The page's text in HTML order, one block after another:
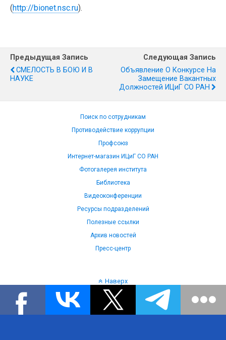
(http://bionet.nsc.ru).
Предыдущая Запись
СМЕЛОСТЬ В БОЮ И В
НАУКЕ
Следующая Запись
Объявление О Конкурсе На
Замещение Вакантных
Должностей ИЦиГ СО РАН
Поиск по сотрудникам
Противодействие коррупции
Профсоюз
Интернет-магазин ИЦиГ СО РАН
Фотогалерея института
Библиотека
Видеоконференции
Ресурсы подразделений
Полезные ссылки
Архив новостей
Пресс-центр
Наверх